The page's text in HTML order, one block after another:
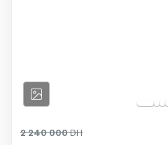
2 240 000DH